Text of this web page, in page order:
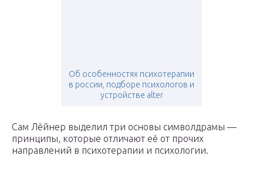
Об особенностях психотерапии
в россии, подборе психологов и
устройстве alter
Сам Лёйнер выделил три основы символдрамы —
принципы, которые отличают её от прочих
направлений в психотерапии и психологии.